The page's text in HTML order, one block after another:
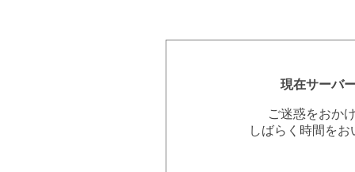
現在サーバ
ご迷惑をおか
しばらく時間を